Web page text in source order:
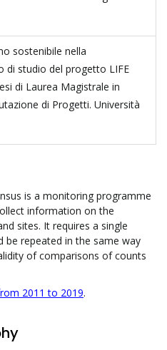
sostenibile nella
di studio del progetto LIFE
di Laurea Magistrale in
di Progetti. Università
is a monitoring programme
information on the
sites. It requires a single
be repeated in the same way
of comparisons of counts
2011 to 2019.